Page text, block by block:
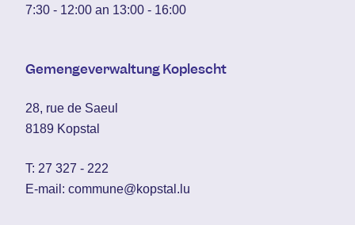
7:30 - 12:00 an 13:00 - 16:00
Gemengeverwaltung Koplescht
28, rue de Saeul
8189 Kopstal
T: 27 327 - 222
E-mail: commune@kopstal.lu